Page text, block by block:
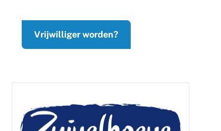
Vrijwilliger worden?